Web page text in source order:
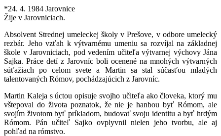
*24. 4. 1984 Jarovnice
Žije v Jarovniciach.
Absolvent Strednej umeleckej školy v Prešove, v odbore umelecký
rezbár. Jeho vzťah k výtvarnému umeniu sa rozvíjal na základnej
škole v Jarovniciach, pod vedením učiteľa výtvarnej výchovy Jána
Sajka. Práce detí z Jarovníc boli ocenené na mnohých výtvarných
súťažiach po celom svete a Martin sa stal súčasťou mladých
talentovaných Rómov, pochádzajúcich z Jarovníc.
Martin Kaleja s úctou opisuje svojho učiteľa ako človeka, ktorý mu
vštepoval do života poznatok, že nie je hanbou byť Rómom, ale
svojím životom byť príkladom, budovať svoju identitu a byť hrdým
Rómom. Pán učiteľ Sajko ovplyvnil nielen jeho tvorbu, ale aj
pohľad na rómstvo.